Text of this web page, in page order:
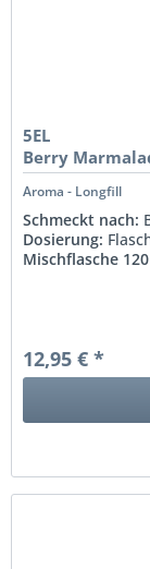
5EL
Berry
Aroma - Longfill
Schmeckt nach:
Dosierung:
Mischflasche
12,95 € *